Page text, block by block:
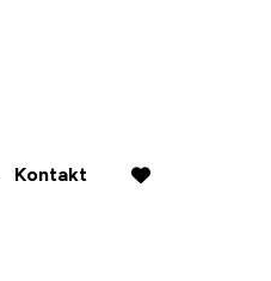
Kontakt
favorite